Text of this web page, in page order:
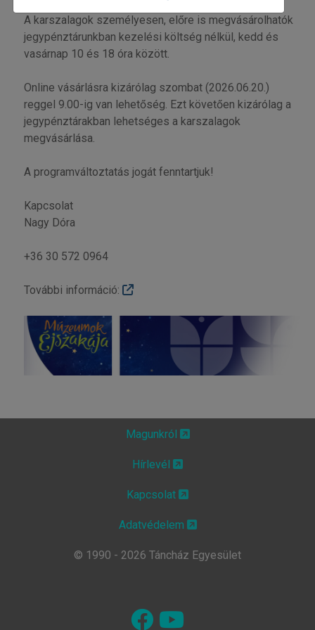
gyermek karszalag (6-18 éves korig): 1500 Ft
A karszalagok személyesen, előre is megvásárolhatók
jegypénztárunkban kezelési költség nélkül, kedd és
vasárnap 10 és 18 óra között.
Online vásárlásra kizárólag szombat (2026.06.20.)
reggel 9.00-ig van lehetőség. Ezt követően kizárólag a
jegypénztárakban lehetséges a karszalagok
megvásárlása.
A programváltoztatás jogát fenntartjuk!
Kapcsolat
Nagy Dóra
+36 30 572 0964
További információ:
Magunkról
Hírlevél
Kapcsolat
Adatvédelem
© 1990 - 2026 Táncház Egyesület